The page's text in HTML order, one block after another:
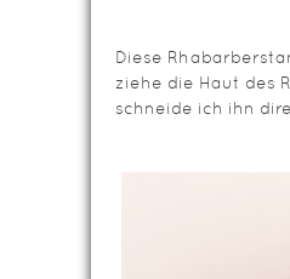
Diese
ziehe die Haut des
schneide ich ihn